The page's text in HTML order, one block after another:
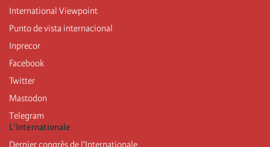
International Viewpoint
Punto de vista internacional
Inprecor
Facebook
Twitter
Mastodon
Telegram
L’Internationale
Dernier congrès de l’Internationale